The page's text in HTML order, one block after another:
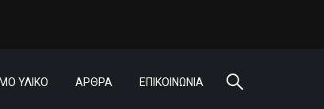
ΥΛΙΚΟ ΑΡΘΡΑ ΕΠΙΚΟΙΝΩΝΙΑ